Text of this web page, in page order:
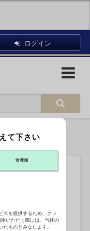
ログイン
これでリセットす
08日 08:00
て下さい
管理職
スを提供するため、クッ
いただく際には、当社の
たものとみなします。